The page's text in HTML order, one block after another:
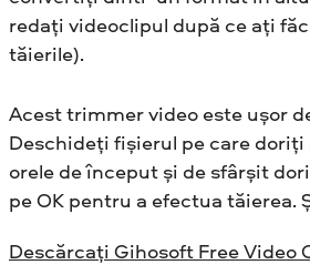
redați videoclipul după ce ați
tăierile).
Acest trimmer video este ușor
Deschideți fișierul pe care
orele de început și de sfârșit
pe OK pentru a efectua tăierea.
Descărcați Gihosoft Free Video